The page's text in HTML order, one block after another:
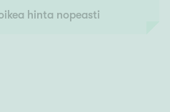
hinta nopeasti